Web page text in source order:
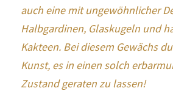
auch eine mit ungewöhnlicher
Halbgardinen, Glaskugeln und
Kakteen. Bei diesem Gewächs
Kunst, es in einen solch
Zustand geraten zu lassen!